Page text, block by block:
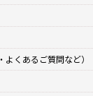
くあるご質問など）